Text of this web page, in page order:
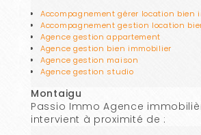
Accompagnement gérer location bien
Accompagnement gestion location
Agence gestion appartement
Agence gestion bien immobilier
Agence gestion maison
Agence gestion studio
Montaigu
Passio Immo Agence
intervient à proximité de :